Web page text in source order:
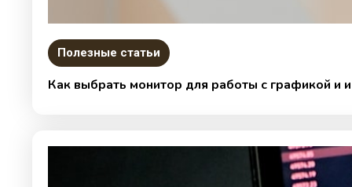
Полезные статьи
Как выбрать монитор для работы с графикой и